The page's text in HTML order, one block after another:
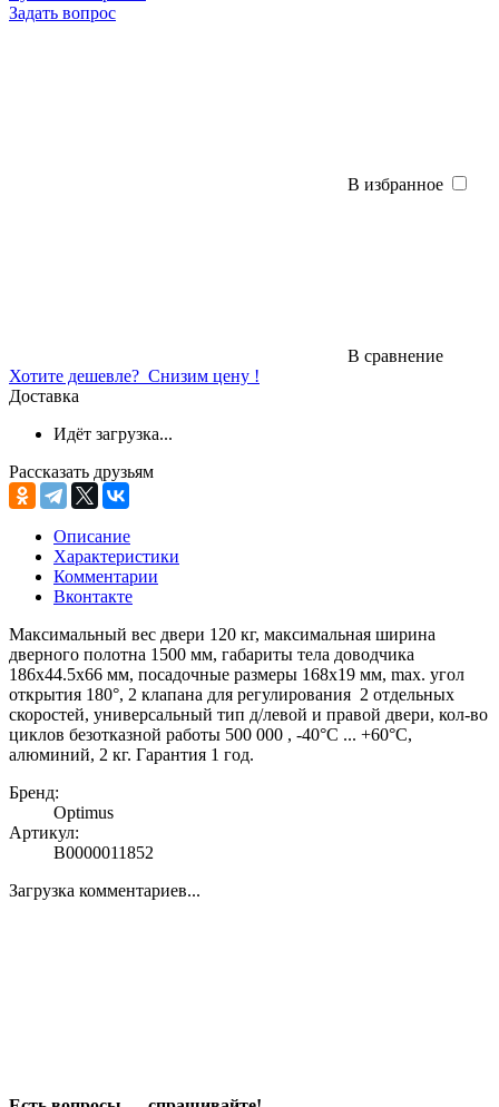
Задать вопрос
В избранное
В сравнение
Хотите дешевле? Снизим цену !
Доставка
Идёт загрузка...
Рассказать друзьям
Описание
Характеристики
Комментарии
Вконтакте
Максимальный вес двери 120 кг, максимальная ширина
дверного полотна 1500 мм, габариты тела доводчика
186x44.5x66 мм, посадочные размеры 168x19 мм, max. угол
открытия 180°, 2 клапана для регулирования 2 отдельных
скоростей, универсальный тип д/левой и правой двери, кол-во
циклов безотказной работы 500 000 , -40°С ... +60°С,
алюминий, 2 кг. Гарантия 1 год.
Бренд:
Optimus
Артикул:
В0000011852
Загрузка комментариев...